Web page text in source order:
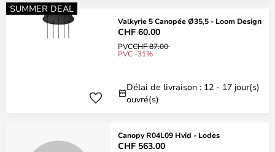
SUMMER DEAL
Valkyrie 5 Canopée Ø35,5 - Loom Design
CHF 60.00
PVCCHF 87.00
PVC -31%
Délai de livraison : 12 - 17 jour(s)
ouvré(s)
Canopy R04L09 Hvid - Lodes
CHF 563.00